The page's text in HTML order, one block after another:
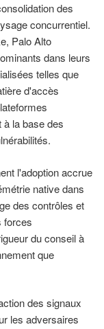
des
concurrentiel.
Palo Alto
dans leurs
telles que
d'accès
la base des
l'adoption accrue
native dans
des contrôles et
forces
du conseil à
que
des signaux
les adversaires